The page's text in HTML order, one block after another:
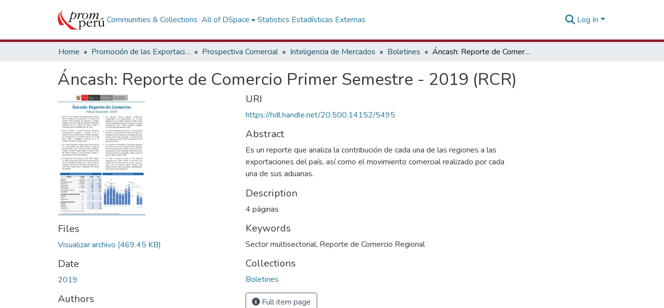
Communities & Collections All of DSpace Statistics Estadísticas Externas Log In
Home Promoción de las Exportaciones Prospectiva Comercial Inteligencia de Mercados Boletines Áncash: Reporte de Comercio Primer Semestre - 2019 (RCR)
Áncash: Reporte de Comercio Primer Semestre - 2019 (RCR)
Files
Visualizar archivo (469.45 KB)
Date
2019
Authors
URI
https://hdl.handle.net/20.500.14152/5495
Abstract
Es un reporte que analiza la contribución de cada una de las regiones a las
exportaciones del país, así como el movimiento comercial realizado por cada
una de sus aduanas.
Description
4 páginas
Keywords
Sector multisectorial, Reporte de Comercio Regional
Collections
Boletines
Full item page